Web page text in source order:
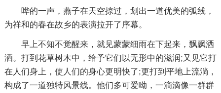
哗的一声，燕子在天空掠过，划出一道优美的弧线，
为祥和的春在故乡的表演拉开了序幕。
早上不知不觉醒来，就见蒙蒙细雨在下起来，飘飘洒
洒。打到花草树木中，给予它们以无形中的滋润;又见它打
在人们身上，使人们的身心更明快了;更打到平地上流淌，
构成了一道独特风景线。他们多可爱呦，一滴滴像一群群